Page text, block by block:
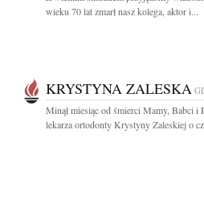
wieku 70 lat zmarł nasz kolega, aktor i...
KRYSTYNA ZALESKA
Minął miesiąc od śmierci Mamy, Babci i
lekarza ortodonty Krystyny Zaleskiej o